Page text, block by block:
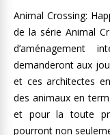
Animal Crossing:
de la série Animal
d’aménagement
demanderont aux
et ces architectes
des animaux en
et pour la toute
pourront non